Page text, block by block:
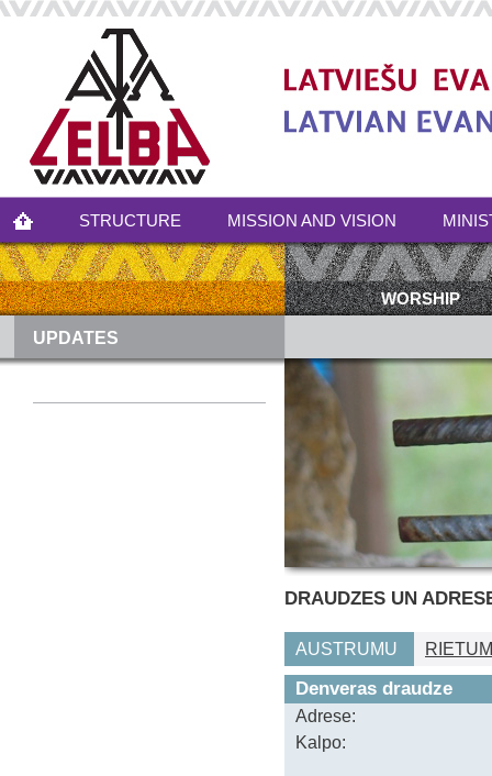
STRUCTURE MISSION AND VISION
WORSHIP
UPDATES
DRAUDZES UN
AUSTRUMU
Denveras draudze
Adrese:
Kalpo: